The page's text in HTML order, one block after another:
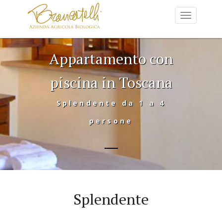
Appartamento con
piscina in Toscana
Splendente da 1 a 4
persone
Splendente